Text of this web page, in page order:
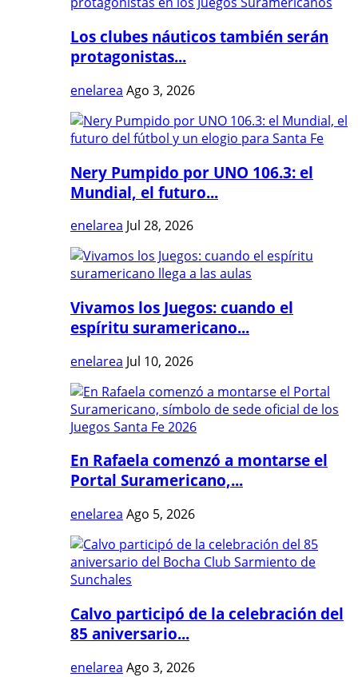
Los clubes náuticos también serán
protagonistas...
enelarea Ago 3, 2026
Nery Pumpido por UNO 106.3: el
Mundial, el futuro...
enelarea Jul 28, 2026
Vivamos los Juegos: cuando el
espíritu suramericano...
enelarea Jul 10, 2026
En Rafaela comenzó a montarse el
Portal Suramericano,...
enelarea Ago 5, 2026
Calvo participó de la celebración del
85 aniversario...
enelarea Ago 3, 2026